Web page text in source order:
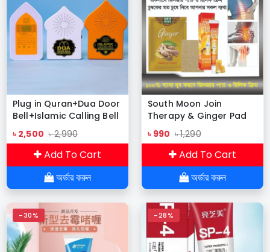
Plug in Quran+Dua Door
Bell+Islamic Calling Bell
(3 PCS DISCOUNT
PACKAGE)
৳ 2,500 ৳ 2,990
Add To Cart
অর্ডার করুন
South Moon Join
Therapy & Ginger Pad
Combo
৳ 990 ৳ 1,290
Add To Cart
অর্ডার করুন
-30% -28%